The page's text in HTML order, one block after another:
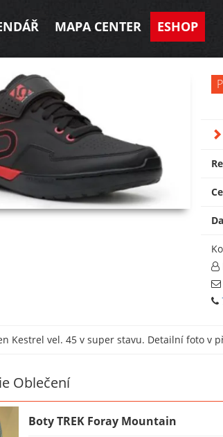
MAPA CENTER ESHOP
Kestrel vel. 45 v super stavu. Detailní foto v
Oblečení
Boty TREK Foray Mountain